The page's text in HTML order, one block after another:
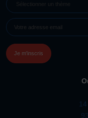
JE SOUHAITE
JE SOUHAITE
Affiliation
Honorabilité
Certificat Médical